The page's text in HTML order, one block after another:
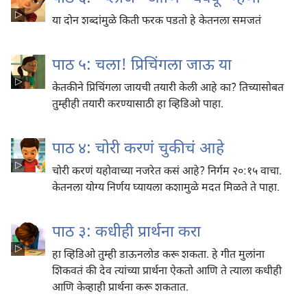
या दोन शब्दांमुळे किती फरक पडतो हे केतनला समजतं
पाठ ५: चला! प्रिचिंगला जाऊ या
केतकीने प्रिचिंगला जायची तयारी केली आहे का? तिच्यासोबत
तुम्हीही तयारी करण्यासाठी हा व्हिडिओ पाहा.
पाठ ४: चोरी करणं चुकीचं आहे
चोरी करणं यहोवाच्या नजरेत कसं आहे? निर्गम २०:१५ वाचा.
केतनला योग्य निर्णय घ्यायला कशामुळे मदत मिळते ते पाहा.
पाठ ३: कधीही प्रार्थना करा
हा व्हिडिओ तुम्ही डाऊनलोड करू शकता. हे गीत मुलांना
शिकवतं की देव त्यांच्या प्रार्थना ऐकतो आणि ते त्याला कधीही
आणि केव्हाही प्रार्थना करू शकतात.